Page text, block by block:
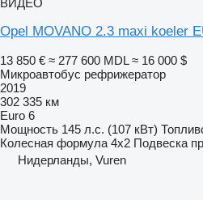
ВИДЕО
Opel MOVANO 2.3 maxi koeler
13 850 € ≈ 277 600 MDL ≈ 16 000 $
Микроавтобус рефрижератор
2019
302 335 км
Euro 6
Мощность 145 л.с. (107 кВт)
Колесная формула 4x2 Подвеска
Нидерланды, Vuren